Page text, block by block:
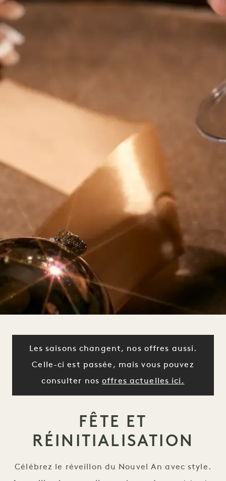
Les saisons changent, nos offres aussi.
Celle-ci est passée, mais vous pouvez
consulter nosoffres actuelles ici.
FÊTE ET
RÉINITIALISATION
Célébrez le réveillon du Nouvel An avec style.